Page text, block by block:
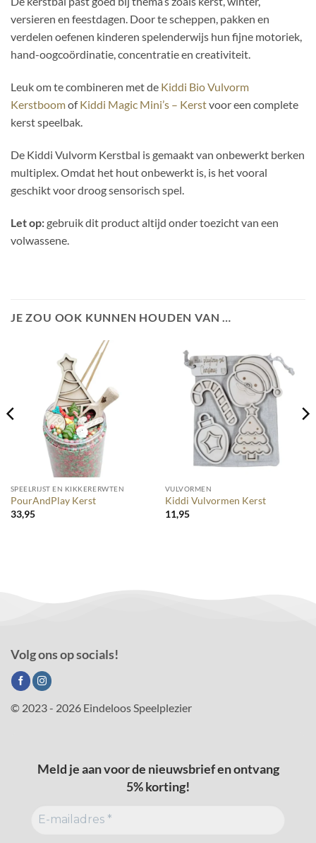
versieren en feestdagen. Door te scheppen, pakken en
verdelen oefenen kinderen spelenderwijs hun fijne motoriek,
hand-oogcoördinatie, concentratie en creativiteit.
Leuk om te combineren met de Kiddi Bio Vulvorm
KerstboomofKiddi Magic Mini’s – Kerstvoor een complete
kerst speelbak.
De Kiddi Vulvorm Kerstbal is gemaakt van onbewerkt berken
multiplex. Omdat het hout onbewerkt is, is het vooral
geschikt voor droog sensorisch spel.
Let op:gebruik dit product altijd onder toezicht van een
volwassene.
JE ZOU OOK KUNNEN HOUDEN VAN …
SPEELRIJST EN KIKKERERWTEN
PourAndPlay Kerst
33,95
VULVORMEN
Kiddi Vulvormen Kerst
11,95
Volg ons op socials!
© 2023 - 2026 Eindeloos Speelplezier
Meld je aan voor de nieuwsbrief en ontvang
5% korting!